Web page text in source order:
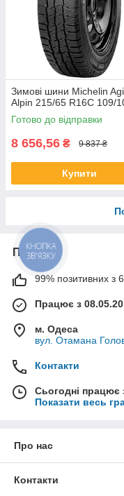
Зимові шини Michelin
Alpin 215/65 R16C 109/
Готово до відправки
8 656,56 ₴ 9 837 ₴
Купити
Про нас
99% позитивних з
Працює з
м. Одеса
вул. Отамана
Контакти
Сьогодні працює
Показати весь
Про нас
Контакти
КНОПКА
ЗВ'ЯЗКУ